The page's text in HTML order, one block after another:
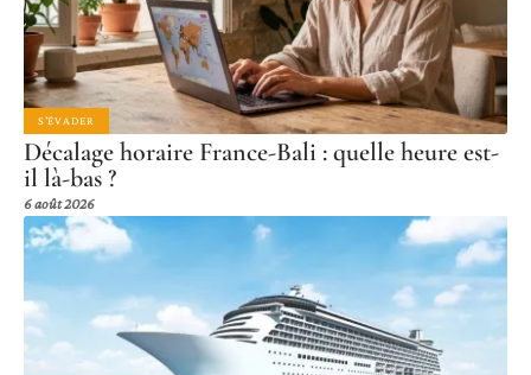
S'ÉVADER
Décalage horaire France-Bali : quelle heure est-
il là-bas ?
6 août 2026